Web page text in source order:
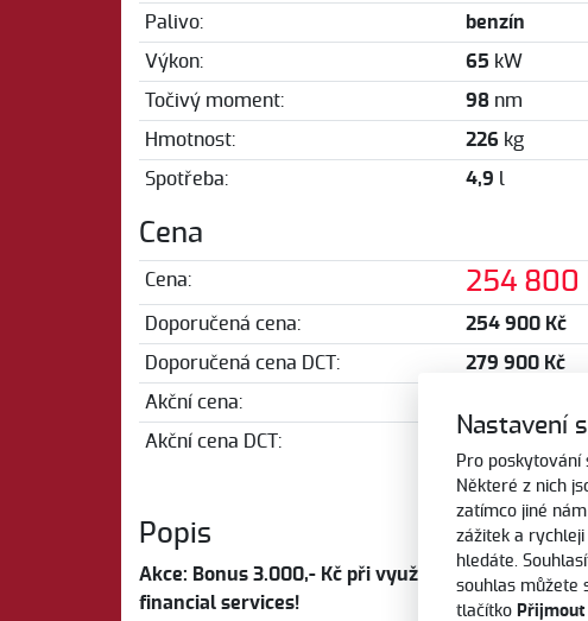
Nastavení
Pro poskytování
Některé z nich
zatímco jiné
zážitek a
hledáte.
souhlas můžete
tlačítko Přijmout
Palivo: benzín
Výkon: 65 kW
Točivý moment: 98nm
Hmotnost: 226 kg
Spotřeba: 4,9 l
Cena
Cena: 254 800
Doporučená cena: 254 900 Kč
Doporučená cena DCT: 279 900 Kč
Akční cena:
Akční cena DCT:
Popis
Akce: Bonus 3.000,- Kč při využití výhodného
financial services!